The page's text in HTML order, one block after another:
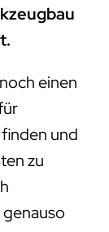
einen
und
zu